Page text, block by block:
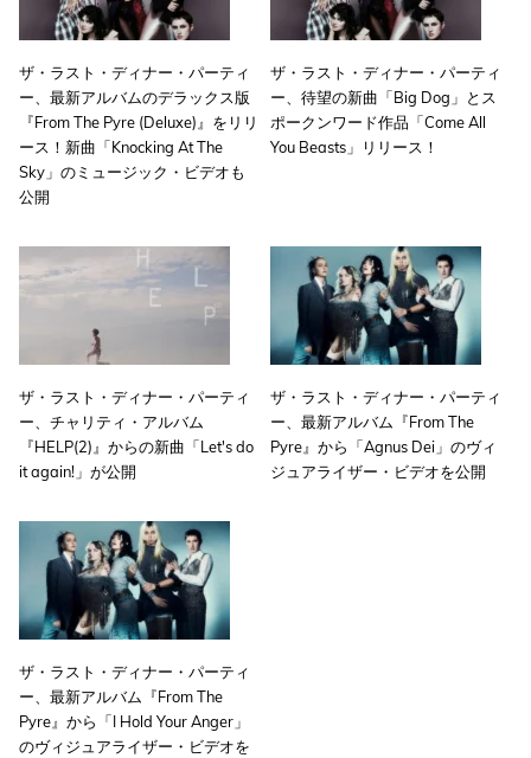
ザ・ラスト・ディナー・パーティ
ー、最新アルバムのデラックス版
『From The Pyre (Deluxe)』をリリ
ース！新曲「Knocking At The
Sky」のミュージック・ビデオも
公開
ザ・ラスト・ディナー・パーティ
ー、待望の新曲「Big Dog」とス
ポークンワード作品「Come All
You Beasts」リリース！
ザ・ラスト・ディナー・パーティ
ー、チャリティ・アルバム
『HELP(2)』からの新曲「Let's do
it again!」が公開
ザ・ラスト・ディナー・パーティ
ー、最新アルバム『From The
Pyre』から「Agnus Dei」のヴィ
ジュアライザー・ビデオを公開
ザ・ラスト・ディナー・パーティ
ー、最新アルバム『From The
Pyre』から「I Hold Your Anger」
のヴィジュアライザー・ビデオを